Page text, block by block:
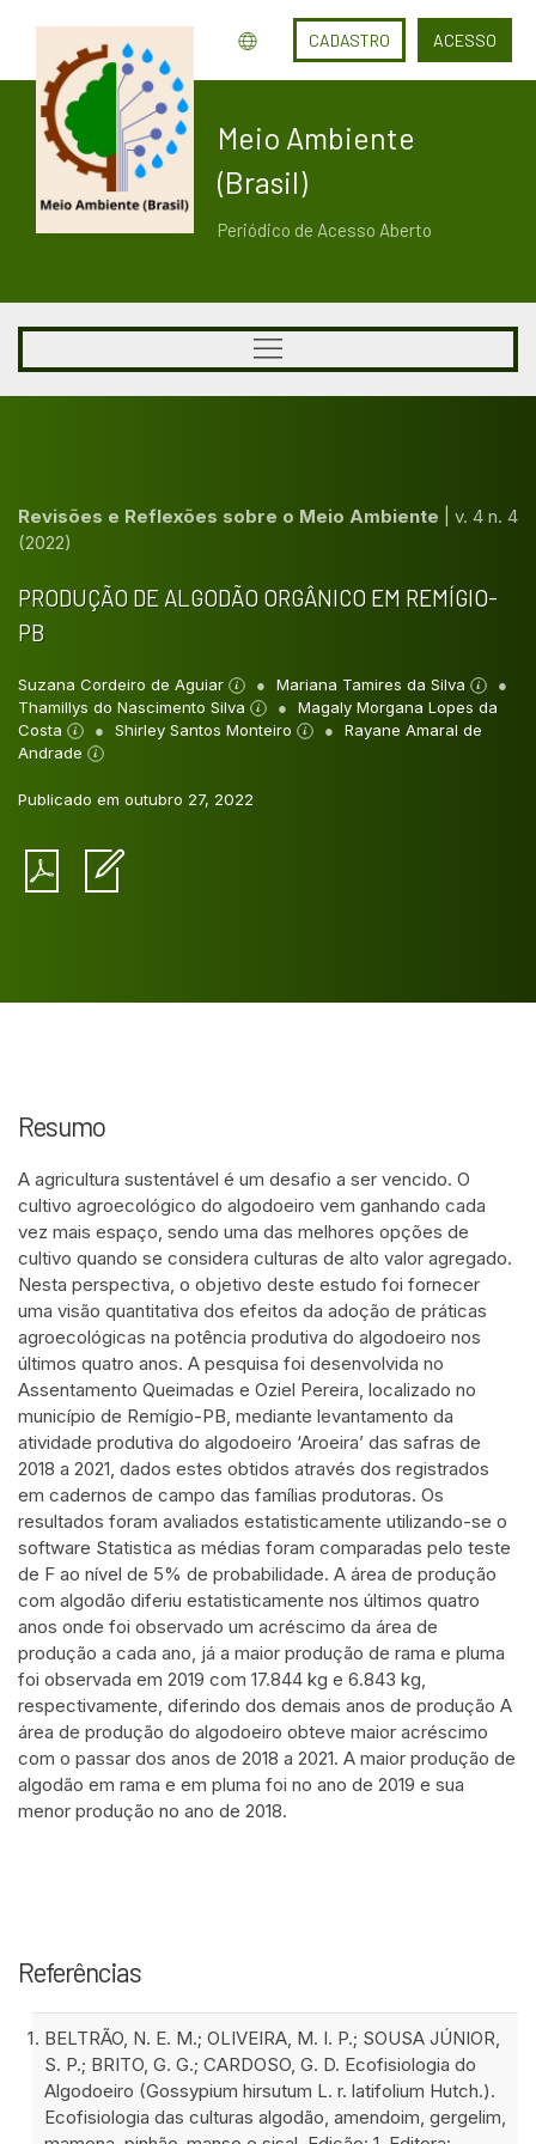
CADASTRO ACESSO
Meio Ambiente
(Brasil)
Periódico de Acesso Aberto
Revisões e Reflexões sobre o Meio Ambiente
v. 4 n. 4
(2022)
PRODUÇÃO DE ALGODÃO ORGÂNICO EM REMÍGIO-
PB
Suzana Cordeiro de Aguiar
Mariana Tamires da Silva
Thamillys do Nascimento Silva
Magaly Morgana Lopes da
Costa
Shirley Santos Monteiro
Rayane Amaral de
Andrade
Publicado em outubro 27, 2022
Resumo
A agricultura sustentável é um desafio a ser vencido. O
cultivo agroecológico do algodoeiro vem ganhando cada
vez mais espaço, sendo uma das melhores opções de
cultivo quando se considera culturas de alto valor agregado.
Nesta perspectiva, o objetivo deste estudo foi fornecer
uma visão quantitativa dos efeitos da adoção de práticas
agroecológicas na potência produtiva do algodoeiro nos
últimos quatro anos. A pesquisa foi desenvolvida no
Assentamento Queimadas e Oziel Pereira, localizado no
município de Remígio-PB, mediante levantamento da
atividade produtiva do algodoeiro ‘Aroeira’ das safras de
2018 a 2021, dados estes obtidos através dos registrados
em cadernos de campo das famílias produtoras. Os
resultados foram avaliados estatisticamente utilizando-se o
software Statistica as médias foram comparadas pelo teste
de F ao nível de 5% de probabilidade. A área de produção
com algodão diferiu estatisticamente nos últimos quatro
anos onde foi observado um acréscimo da área de
produção a cada ano, já a maior produção de rama e pluma
foi observada em 2019 com 17.844 kg e 6.843 kg,
respectivamente, diferindo dos demais anos de produção A
área de produção do algodoeiro obteve maior acréscimo
com o passar dos anos de 2018 a 2021. A maior produção de
algodão em rama e em pluma foi no ano de 2019 e sua
menor produção no ano de 2018.
Referências
BELTRÃO, N. E. M.; OLIVEIRA, M. I. P.; SOUSA JÚNIOR,
S. P.; BRITO, G. G.; CARDOSO, G. D. Ecofisiologia do
Algodoeiro (Gossypium hirsutum L. r. latifolium Hutch.).
Ecofisiologia das culturas algodão, amendoim, gergelim,